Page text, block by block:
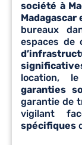
société à
Madagascar
bureaux
espaces de
location,
garanties
garantie de
vigilant
spécifiques